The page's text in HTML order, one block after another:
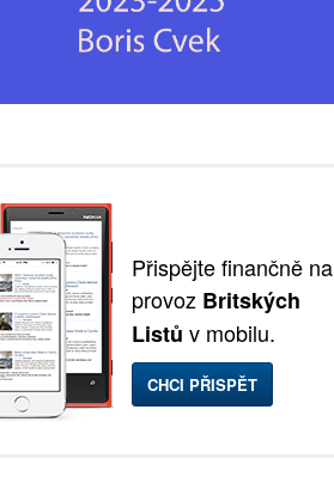
Přispějte finančně na
provoz Britských
Listů v mobilu.
CHCI PŘISPĚT